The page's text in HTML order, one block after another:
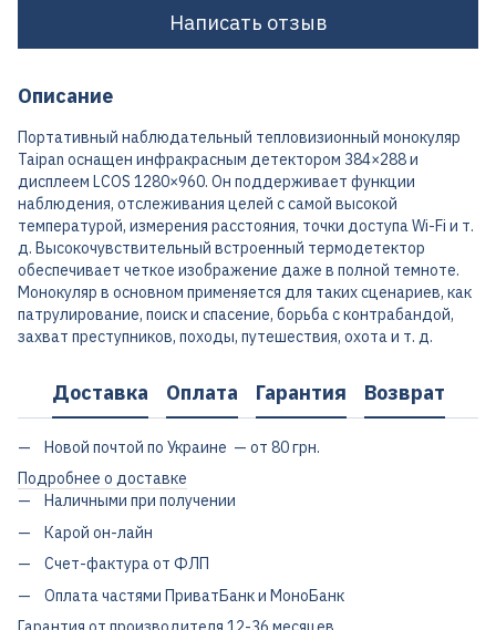
Написать отзыв
Описание
Портативный наблюдательный тепловизионный монокуляр
Taipan оснащен инфракрасным детектором 384×288 и
дисплеем LCOS 1280×960. Он поддерживает функции
наблюдения, отслеживания целей с самой высокой
температурой, измерения расстояния, точки доступа Wi-Fi и т.
д. Высокочувствительный встроенный термодетектор
обеспечивает четкое изображение даже в полной темноте.
Монокуляр в основном применяется для таких сценариев, как
патрулирование, поиск и спасение, борьба с контрабандой,
захват преступников, походы, путешествия, охота и т. д.
Доставка Оплата Гарантия Возврат
Новой почтой по Украине — от 80 грн.
Подробнее о доставке
Наличными при получении
Карой он-лайн
Счет-фактура от ФЛП
Оплата частями ПриватБанк и МоноБанк